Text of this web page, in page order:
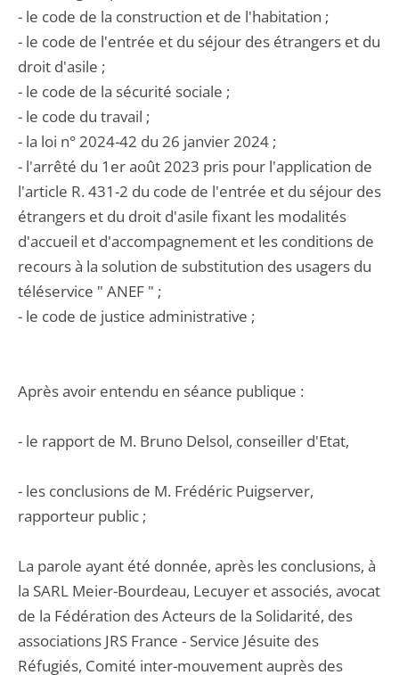
- le code de la construction et de l'habitation ;
- le code de l'entrée et du séjour des étrangers et du
droit d'asile ;
- le code de la sécurité sociale ;
- le code du travail ;
- la loi n° 2024-42 du 26 janvier 2024 ;
- l'arrêté du 1er août 2023 pris pour l'application de
l'article R. 431-2 du code de l'entrée et du séjour des
étrangers et du droit d'asile fixant les modalités
d'accueil et d'accompagnement et les conditions de
recours à la solution de substitution des usagers du
téléservice " ANEF " ;
- le code de justice administrative ;
Après avoir entendu en séance publique :
- le rapport de M. Bruno Delsol, conseiller d'Etat,
- les conclusions de M. Frédéric Puigserver,
rapporteur public ;
La parole ayant été donnée, après les conclusions, à
la SARL Meier-Bourdeau, Lecuyer et associés, avocat
de la Fédération des Acteurs de la Solidarité, des
associations JRS France - Service Jésuite des
Réfugiés, Comité inter-mouvement auprès des